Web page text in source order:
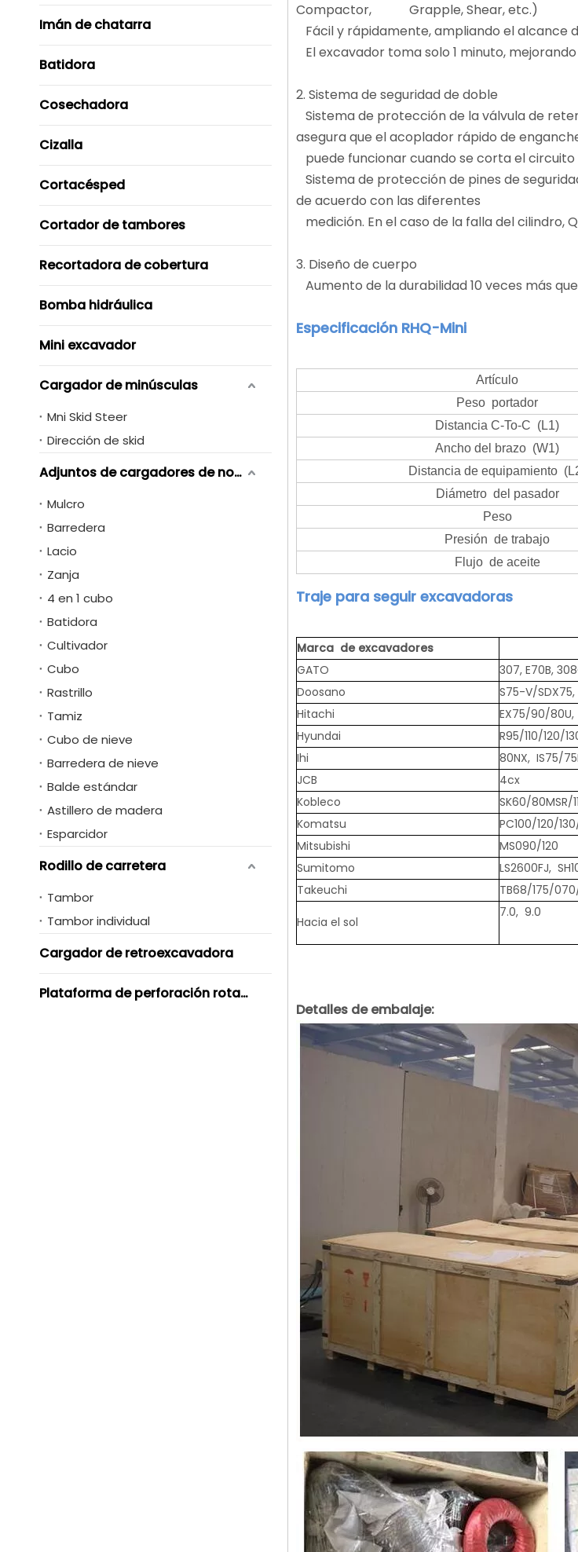
Imán de chatarra
Batidora
Cosechadora
Cizalla
Cortacésped
Cortador de tambores
Recortadora de cobertura
Bomba hidráulica
Mini excavador
Cargador de minúsculas
Mni Skid Steer
Dirección de skid
Adjuntos de cargadores de novero de skid
Mulcro
Barredera
Lacio
Zanja
4 en 1 cubo
Batidora
Cultivador
Cubo
Rastrillo
Tamiz
Cubo de nieve
Barredera de nieve
Balde estándar
Astillero de madera
Esparcidor
Rodillo de carretera
Tambor
Tambor individual
Cargador de retroexcavadora
Plataforma de perforación rotativa
Compactor, Grapple, Shear, etc.)
Fácil y rápidamente, ampliando el alcance
El excavador toma solo 1 minuto,
2. Sistema de seguridad de doble
Sistema de protección de la válvula de
asegura que el acoplador rápido de
puede funcionar cuando se corta el
Sistema de protección de pines de
de acuerdo con las diferentes
medición. En el caso de la falla del cilindro,
3. Diseño de cuerpo
Aumento de la durabilidad 10 veces más
Especificación RHQ-Mini
Artículo
Peso portador
Distancia C-To-C (L1)
Ancho del brazo (W1)
Distancia de equipamiento
Diámetro del pasador
Peso
Presión de trabajo
Flujo de aceite
Traje para seguir excavadoras
Marca de excavadores
GATO
307, E70B,
Doosano
S75-V/SDX75,
Hitachi
EX75/90/80U,
Hyundai
R95/110/120/
Ihi
80NX, IS75/
JCB
4cx
Kobleco
SK60/80MSR/
Komatsu
PC100/120/
Mitsubishi
MS090/120
Sumitomo
LS2600FJ,
Takeuchi
TB68/175/
Hacia el sol
7.0, 9.0
Detalles de embalaje: